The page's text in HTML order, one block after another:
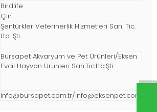
Birdlife
Çin
Şentürkler Veterinerlik Hizmetleri San. Tic.
Ltd. Şti.
Bursapet Akvaryum ve Pet Ürünleri/Eksen
Evcil Hayvan Ürünleri San.Tic.Ltd.Şti.
info@bursapet.com.tr/info@eksenpet.com